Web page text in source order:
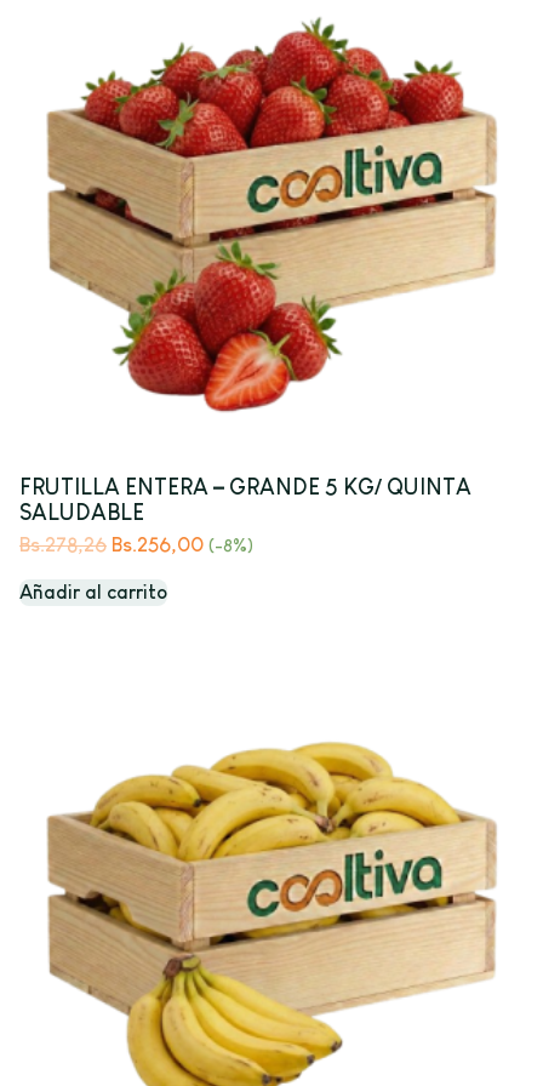
FRUTILLA ENTERA – GRANDE 5 KG/ QUINTA
SALUDABLE
Bs.278,26 Bs.256,00 (-8%)
Añadir al carrito